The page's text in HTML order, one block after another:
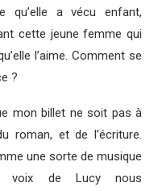
qu’elle a vécu enfant,
cette jeune femme qui
l’aime. Comment se
?
mon billet ne soit pas à
roman, et de l’écriture.
une sorte de musique
voix de Lucy nous